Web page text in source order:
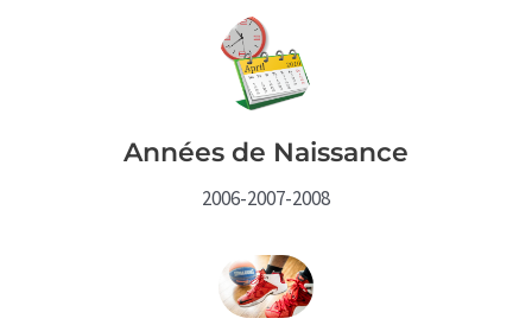
Années de Naissance
2006-2007-2008